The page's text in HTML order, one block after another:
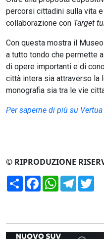
percorsi cittadini sulla vita
collaborazione con Target
Con questa mostra il
a tutto tondo che permette
di opere importanti e di
città intera sia attraverso la
monografia sia tra le vie
Per saperne di più su
© RIPRODUZIONE
CondividiFacebookWhatsApp